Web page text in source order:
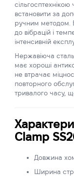
встановити за
ручним методом.
до вібрацій і
інтенсивній
Нержавіюча сталь
має хороші
не втрачає
повторного
тривалого часу,
Clamp
Довжина
Ширина